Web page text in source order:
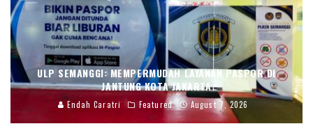
ULP SEMANGGI: MEMPERMUDAH LAYANAN PASPOR DI
JANTUNG KOTA JAKARTA
Endah Caratri Featured August 7, 2026